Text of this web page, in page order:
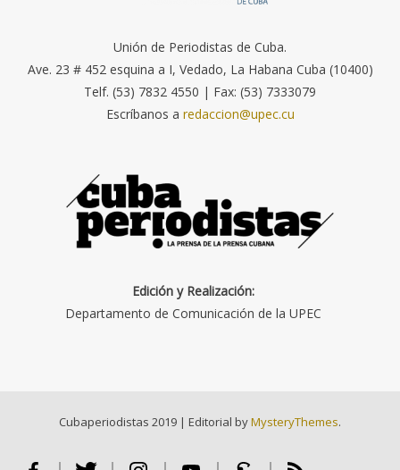
Unión de Periodistas de Cuba.
Ave. 23 # 452 esquina a I, Vedado, La Habana Cuba (10400)
Telf. (53) 7832 4550 | Fax: (53) 7333079
Escríbanos a redaccion@upec.cu
Edición y Realización:
Departamento de Comunicación de la UPEC
Cubaperiodistas 2019 | Editorial byMysteryThemes.